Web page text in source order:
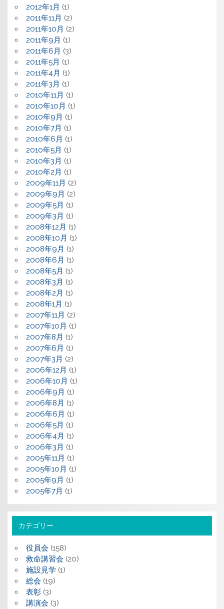
2012年1月 (1)
2011年11月 (2)
2011年10月 (2)
2011年9月 (1)
2011年6月 (3)
2011年5月 (1)
2011年4月 (1)
2011年3月 (1)
2010年11月 (1)
2010年10月 (1)
2010年9月 (1)
2010年7月 (1)
2010年6月 (1)
2010年5月 (1)
2010年3月 (1)
2010年2月 (1)
2009年11月 (2)
2009年9月 (2)
2009年5月 (1)
2009年3月 (1)
2008年12月 (1)
2008年10月 (1)
2008年9月 (1)
2008年6月 (1)
2008年5月 (1)
2008年3月 (1)
2008年2月 (1)
2008年1月 (1)
2007年11月 (2)
2007年10月 (1)
2007年8月 (1)
2007年6月 (1)
2007年3月 (2)
2006年12月 (1)
2006年10月 (1)
2006年9月 (1)
2006年8月 (1)
2006年6月 (1)
2006年5月 (1)
2006年4月 (1)
2006年3月 (1)
2005年11月 (1)
2005年10月 (1)
2005年9月 (1)
2005年7月 (1)
カテゴリー
役員会 (158)
救命講習会 (20)
施設見学(1)
総会 (19)
表彰(3)
講演会 (3)